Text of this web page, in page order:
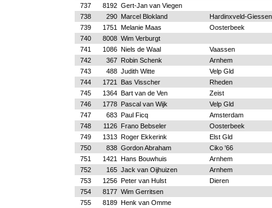
737
8192 Gert-Jan van Viegen
738
290 Marcel Blokland
Hardinxveld-
739
1751 Melanie Maas
Oosterbeek
740
8008 Wim Verburgt
741
1086 Niels de Waal
Vaassen
742
367 Robin Schenk
Arnhem
743
488 Judith Witte
Velp Gld
744
1721 Bas Visscher
Rheden
745
1364 Bart van de Ven
Zeist
746
1778 Pascal van Wijk
Velp Gld
747
683 Paul Ficq
Amsterdam
748
1126 Frano Bebseler
Oosterbeek
749
1313 Roger Ekkerink
Elst Gld
750
838 Gordon Abraham
Ciko '66
751
1421 Hans Bouwhuis
Arnhem
752
165 Jack van Oijhuizen
Arnhem
753
1256 Peter van Hulst
Dieren
754
8177 Wim Gerritsen
755
8189 Henk van Omme